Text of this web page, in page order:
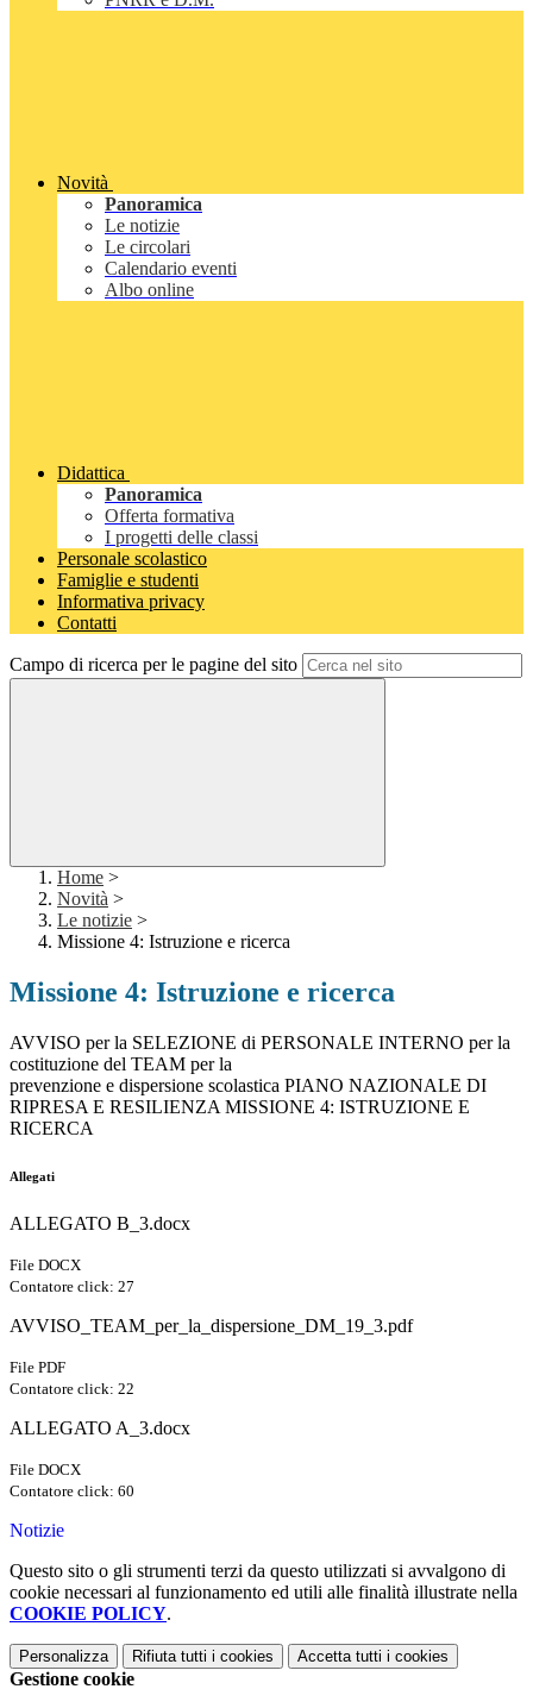
Novità
Panoramica
Le notizie
Le circolari
Calendario eventi
Albo online
Didattica
Panoramica
Offerta formativa
I progetti delle classi
Personale scolastico
Famiglie e studenti
Informativa privacy
Contatti
Campo di ricerca per le pagine del sito
Home >
Novità >
Le notizie >
Missione 4: Istruzione e ricerca
Missione 4: Istruzione e ricerca
AVVISO per la SELEZIONE di PERSONALE INTERNO per la
costituzione del TEAM per la
prevenzione e dispersione scolastica PIANO NAZIONALE DI
RIPRESA E RESILIENZA MISSIONE 4: ISTRUZIONE E
RICERCA
Allegati
ALLEGATO B_3.docx
File DOCX
Contatore click: 27
AVVISO_TEAM_per_la_dispersione_DM_19_3.pdf
File PDF
Contatore click: 22
ALLEGATO A_3.docx
File DOCX
Contatore click: 60
Notizie
Questo sito o gli strumenti terzi da questo utilizzati si avvalgono di
cookie necessari al funzionamento ed utili alle finalità illustrate nella
COOKIE POLICY.
Personalizza Rifiuta tutti i cookies Accetta tutti i cookies
Gestione cookie